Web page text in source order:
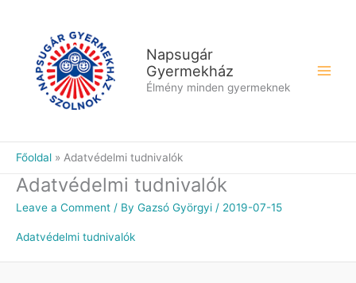
Napsugár
Gyermekház
Élmény minden gyermeknek
Főoldal Adatvédelmi tudnivalók
Adatvédelmi tudnivalók
Leave a Comment / By Gazsó Györgyi / 2019-07-15
Adatvédelmi tudnivalók